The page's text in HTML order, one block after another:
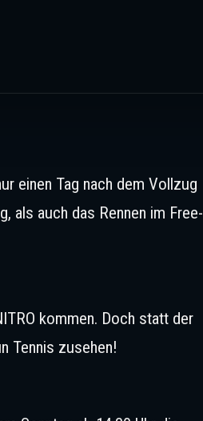
einen Tag nach dem Vollzug
als auch das Rennen im Free-
kommen. Doch statt der
Tennis zusehen!